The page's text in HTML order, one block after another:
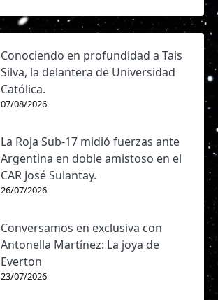
Conociendo en profundidad a Tais
Silva, la delantera de Universidad
Católica.
07/08/2026
La Roja Sub-17 midió fuerzas ante
Argentina en doble amistoso en el
CAR José Sulantay.
26/07/2026
Conversamos en exclusiva con
Antonella Martínez: La joya de
Everton
23/07/2026